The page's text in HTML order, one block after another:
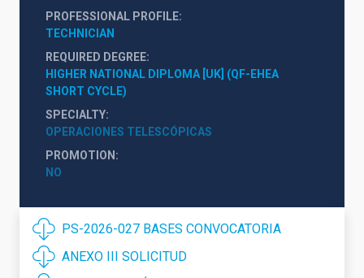
PROFESSIONAL PROFILE
TECHNICIAN
REQUIRED DEGREE
HIGHER NATIONAL DIPLOMA [UK] (QF-EHEA
SHORT CYCLE)
SPECIALTY
OPERACIONES TELESCÓPICAS
PROMOTION
NO
PS-2026-027 BASES CONVOCATORIA
ANEXO III SOLICITUD